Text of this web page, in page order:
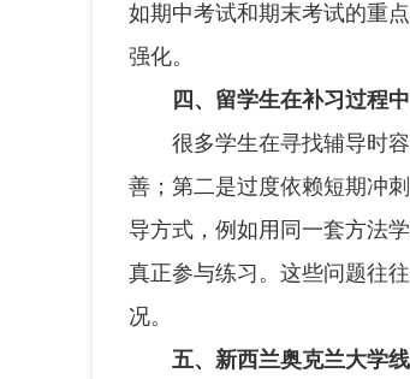
如期中考试和期末考试的重
强化。
四、留学生在补习过程
很多学生在寻找辅导时容
善；第二是过度依赖短期冲
导方式，例如用同一套方法
真正参与练习。这些问题往
况。
五、新西兰奥克兰大学